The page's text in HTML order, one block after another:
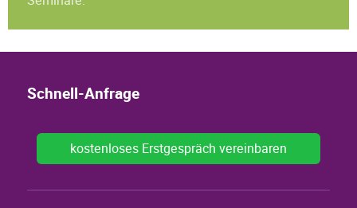
Schnell-Anfrage
kostenloses Erstgespräch vereinbaren